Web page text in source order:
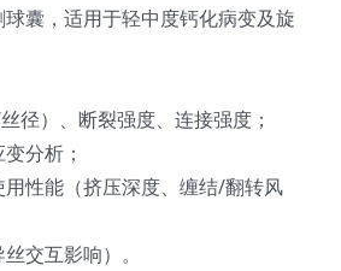
囊，适用于轻中度钙化病变及旋
径）、断裂强度、连接强度；
分析；
性能（挤压深度、缠结/翻转风
交互影响）。